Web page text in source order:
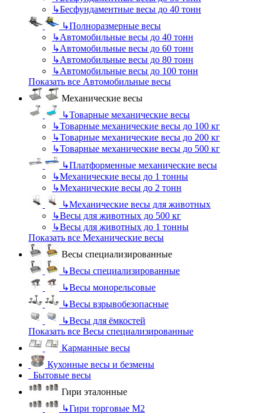
↳Бесфундаментные весы до 40 тонн
↳Полноразмерные весы
↳Автомобильные весы до 40 тонн
↳Автомобильные весы до 60 тонн
↳Автомобильные весы до 80 тонн
↳Автомобильные весы до 100 тонн
Показать все Автомобильные весы
Механические весы
↳Товарные механические весы
↳Товарные механические весы до 100 кг
↳Товарные механические весы до 200 кг
↳Товарные механические весы до 500 кг
↳Платформенные механические весы
↳Механические весы до 1 тонны
↳Механические весы до 2 тонн
↳Механические весы для животных
↳Весы для животных до 500 кг
↳Весы для животных до 1 тонны
Показать все Механические весы
Весы специализированные
↳Весы специализированные
↳Весы монорельсовые
↳Весы взрывобезопасные
↳Весы для ёмкостей
Показать все Весы специализированные
Карманные весы
Кухонные весы и безмены
Бытовые весы
Гири эталонные
↳Гири торговые М2